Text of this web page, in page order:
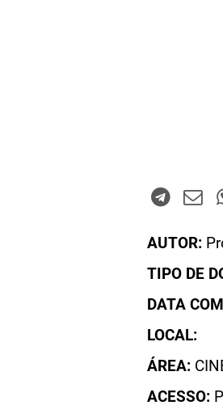
AUTOR:
TIPO DE
DATA
LOCAL:
ÁREA:
ACESSO: